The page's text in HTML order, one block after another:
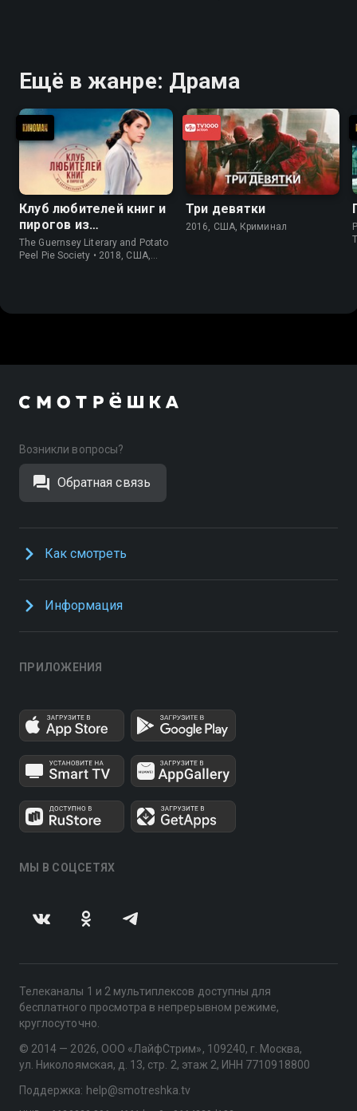
Ещё в жанре: Драма
Клуб любителей книг и
пирогов из
картофельных
очистков
The Guernsey Literary and Potato
Peel Pie Society • 2018, США,
Три девятки
2016, США, Криминал
Возникли вопросы?
Обратная связь
Как смотреть
Информация
ПРИЛОЖЕНИЯ
МЫ В СОЦСЕТЯХ
Телеканалы 1 и 2 мультиплексов доступны для
бесплатного просмотра в непрерывном режиме,
круглосуточно.
© 2014 — 2026, ООО «ЛайфСтрим», 109240, г. Москва,
ул. Николоямская, д. 13, стр. 2, этаж 2, ИНН 7710918800
Поддержка: help@smotreshka.tv